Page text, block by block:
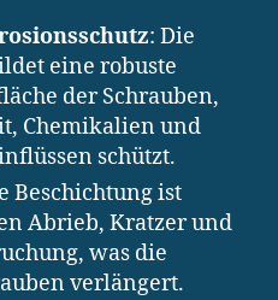
: Die
eine robuste
der Schrauben,
Chemikalien und
schützt.
Beschichtung ist
Abrieb, Kratzer und
was die
verlängert.